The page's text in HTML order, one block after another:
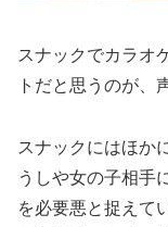
スナックでカラオ
トだと思うのが、
スナックにはほか
うしや女の子相手
を必要悪と捉えて